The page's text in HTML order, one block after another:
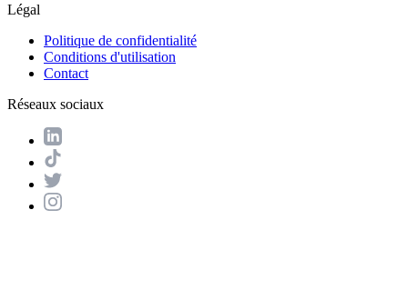
Légal
Politique de confidentialité
Conditions d'utilisation
Contact
Réseaux sociaux